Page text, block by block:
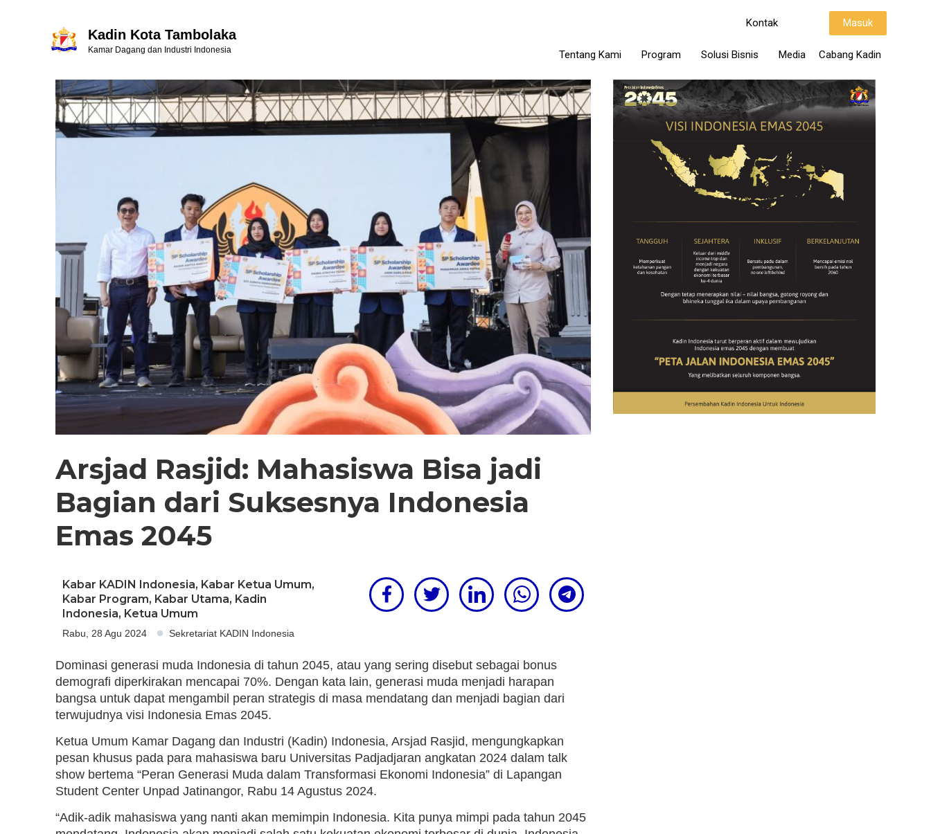
Kadin Kota Tambolaka
Kamar Dagang dan Industri Indonesia
Kontak Masuk
Tentang Kami Program Solusi Bisnis Media Cabang Kadin
Arsjad Rasjid: Mahasiswa Bisa jadi
Bagian dari Suksesnya Indonesia
Emas 2045
Kabar KADIN Indonesia, Kabar Ketua Umum,
Kabar Program, Kabar Utama, Kadin
Indonesia, Ketua Umum
Rabu, 28 Agu 2024 Sekretariat KADIN Indonesia
Dominasi generasi muda Indonesia di tahun 2045, atau yang sering disebut sebagai bonus
demografi diperkirakan mencapai 70%. Dengan kata lain, generasi muda menjadi harapan
bangsa untuk dapat mengambil peran strategis di masa mendatang dan menjadi bagian dari
terwujudnya visi Indonesia Emas 2045.
Ketua Umum Kamar Dagang dan Industri (Kadin) Indonesia, Arsjad Rasjid, mengungkapkan
pesan khusus pada para mahasiswa baru Universitas Padjadjaran angkatan 2024 dalam talk
show bertema “Peran Generasi Muda dalam Transformasi Ekonomi Indonesia” di Lapangan
Student Center Unpad Jatinangor, Rabu 14 Agustus 2024.
“Adik-adik mahasiswa yang nanti akan memimpin Indonesia. Kita punya mimpi pada tahun 2045